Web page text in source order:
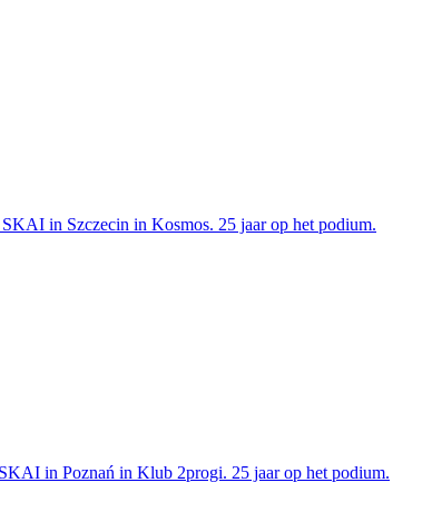
SKAI in Szczecin in Kosmos. 25 jaar op het podium.
in Poznań in Klub 2progi. 25 jaar op het podium.